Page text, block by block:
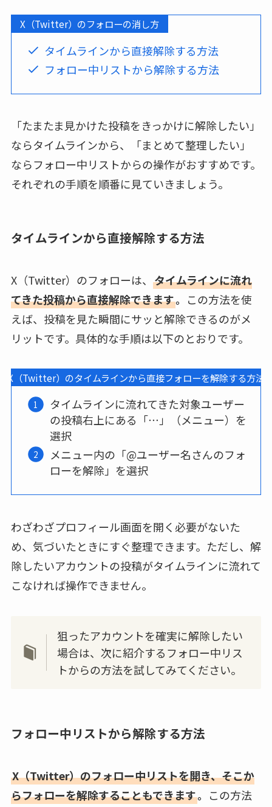
X（Twitter）のフォローの消し方
タイムラインから直接解除する方法
フォロー中リストから解除する方法
「たまたま見かけた投稿をきっかけに解除したい」
ならタイムラインから、「まとめて整理したい」
ならフォロー中リストからの操作がおすすめです。
それぞれの手順を順番に見ていきましょう。
タイムラインから直接解除する方法
X（Twitter）のフォローは、 タイムラインに流れ
てきた投稿から直接解除できます。 この方法を使
えば、投稿を見た瞬間にサッと解除できるのがメ
リットです。具体的な手順は以下のとおりです。
X（Twitter）のタイムラインから直接フォローを解除する方法
タイムラインに流れてきた対象ユーザー
の投稿右上にある「⋯」（メニュー）を
選択
メニュー内の「@ユーザー名さんのフォ
ローを解除」を選択
わざわざプロフィール画面を開く必要がないた
め、気づいたときにすぐ整理できます。ただし、解
除したいアカウントの投稿がタイムラインに流れて
こなければ操作できません。
狙ったアカウントを確実に解除したい
場合は、次に紹介するフォロー中リス
トからの方法を試してみてください。
フォロー中リストから解除する方法
X（Twitter）のフォロー中リストを開き、そこか
らフォローを解除することもできます。 この方法